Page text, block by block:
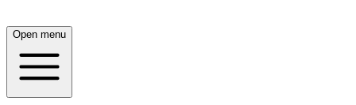
Open menu